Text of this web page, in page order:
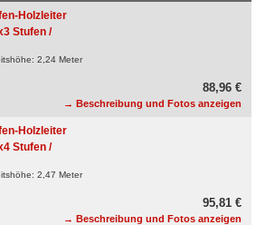
Holzleiter
Stufen /
2,24 Meter
88,96 €
→ Beschreibung und Fotos anzeigen
Holzleiter
Stufen /
2,47 Meter
95,81 €
→ Beschreibung und Fotos anzeigen